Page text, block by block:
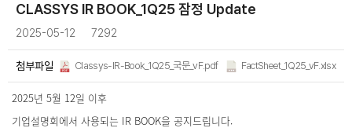
CLASSYS IR BOOK_1Q25 잠정 Update
2025-05-12 7292
첨부파일 Classys-IR-Book_1Q25_국문_vF.pdf FactSheet_1Q25_vF.xlsx
2025년 5월 12일 이후
기업설명회에서 사용되는 IR BOOK을 공지드립니다.